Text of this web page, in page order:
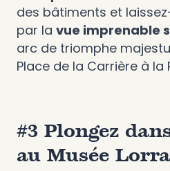
des bâtiments et
par la vue imprenable
arc de triomphe
Place de la Carrière à la
#3 Plongez
au Musée